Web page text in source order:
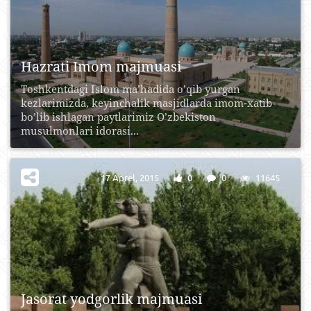
Hazrati Imom majmuasi
Toshkentdagi Islom ma’hadida o’qib yurgan
kezlarimizda, keyinchalik masjidlarda imom-xatib
bo’lib ishlagan paytlarimiz O’zbekiston
musulmonlari idorasi...
Jasorat yodgorlik majmuasi
17 Aprel, 2015 0 0 11645